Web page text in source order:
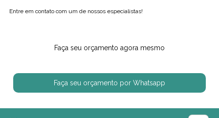
Entre em contato com um de nossos especialistas!
Faça seu orçamento agora mesmo
Faça seu orçamento por Whatsapp